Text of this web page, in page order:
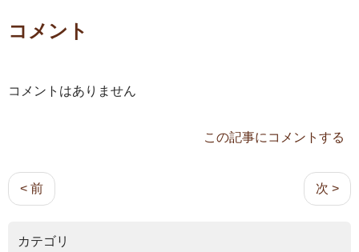
コメント
コメントはありません
この記事にコメントする
< 前 次 >
カテゴリ